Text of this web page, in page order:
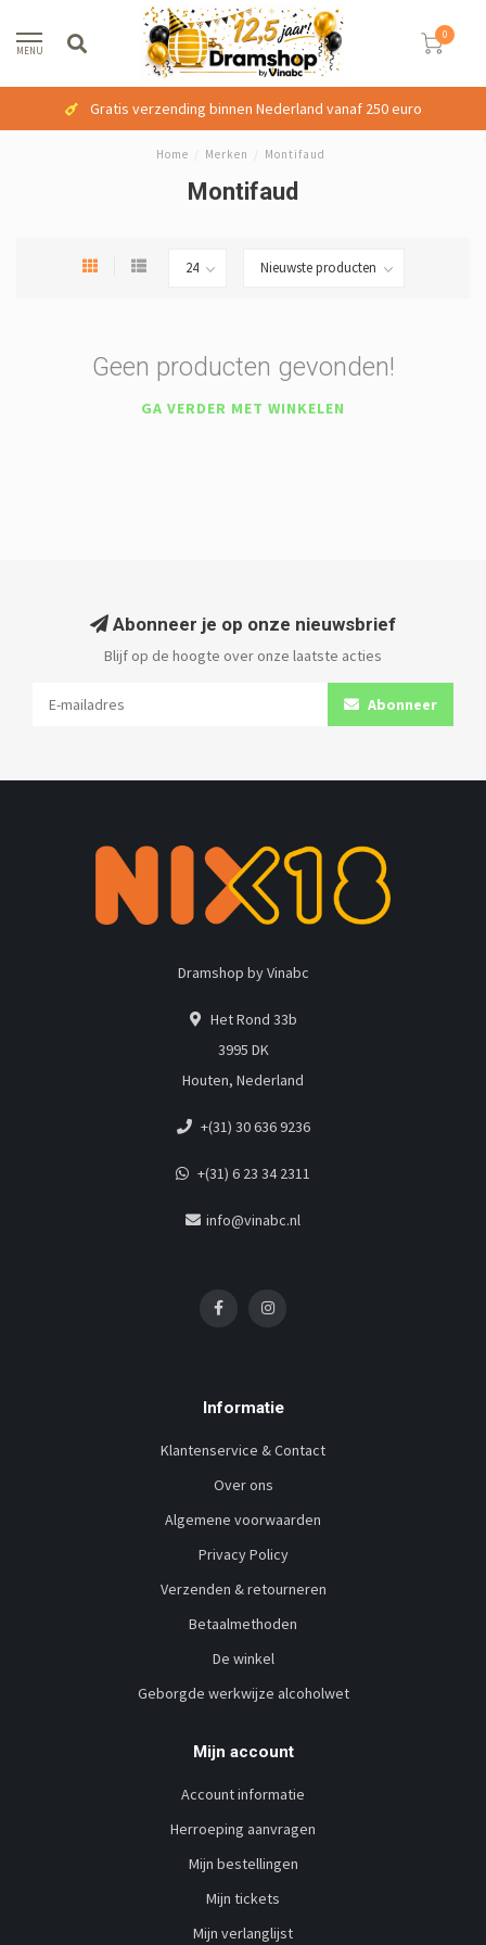
MENU
0
Gratis verzending binnen Nederland vanaf 250 euro
Home Merken Montifaud
Montifaud
Geen producten gevonden!
GA VERDER MET WINKELEN
Abonneer je op onze nieuwsbrief
Blijf op de hoogte over onze laatste acties
Abonneer
Dramshop by Vinabc
Het Rond 33b
3995 DK
Houten, Nederland
+(31) 30 636 9236
+(31) 6 23 34 2311
info@vinabc.nl
Informatie
Klantenservice & Contact
Over ons
Algemene voorwaarden
Privacy Policy
Verzenden & retourneren
Betaalmethoden
De winkel
Geborgde werkwijze alcoholwet
Mijn account
Account informatie
Herroeping aanvragen
Mijn bestellingen
Mijn tickets
Mijn verlanglijst